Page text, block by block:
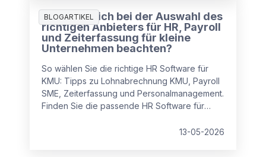
BLOGARTIKEL
Was muss ich bei der Auswahl des
richtigen Anbieters für HR, Payroll
und Zeiterfassung für kleine
Unternehmen beachten?
So wählen Sie die richtige HR Software für
KMU: Tipps zu Lohnabrechnung KMU, Payroll
SME, Zeiterfassung und Personalmanagement.
Finden Sie die passende HR Software für
13-05-2026